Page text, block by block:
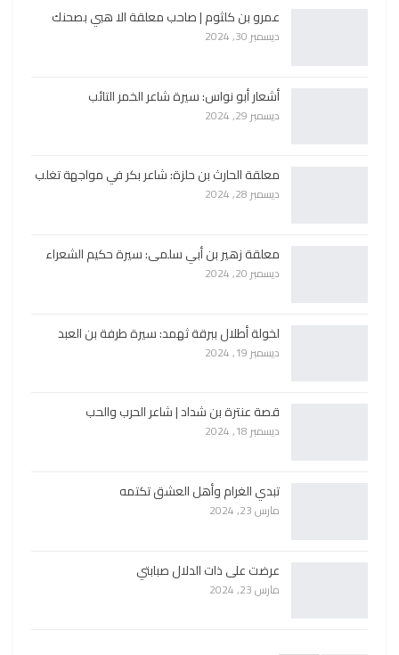
عمرو بن كلثوم | صاحب معلقة الا هبي بصحنك
ديسمبر 30, 2024
أشعار أبو نواس: سيرة شاعر الخمر التائب
ديسمبر 29, 2024
معلقة الحارث بن حلزة: شاعر بكر في مواجهة تغلب
ديسمبر 28, 2024
معلقة زهير بن أبي سلمى: سيرة حكيم الشعراء
ديسمبر 20, 2024
لخولة أطلال ببرقة ثهمد: سيرة طرفة بن العبد
ديسمبر 19, 2024
قصة عنترة بن شداد | شاعر الحرب والحب
ديسمبر 18, 2024
تبدي الغرام وأهل العشق تكتمه
مارس 23, 2024
عرضت على ذات الدلال صبابتي
مارس 23, 2024